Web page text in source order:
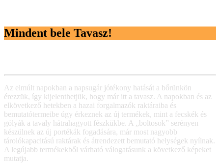
Mindent bele Tavasz!
Az elmúlt napokban a napsugár jótékony hatását a bőrünkön
érezzük, így kijelenthetjük, hogy már itt a tavasz. A napokban és az
elkövetkező hetekben a hazai forgalmazók raktáraiba és
bemutatótermeibe úgy érkeznek az új termékek, mint a fecskék és
gólyák a tavaly hátrahagyott fészkükbe. A „boltosok” serényen
készülnek az új portékák fogadására, már most nagyobb
tárolókapacitású raktárak és átrendezett bemutató helységek nyílnak.
A legújabb termékekből várható válogatásunk a következő képeket
mutatja.